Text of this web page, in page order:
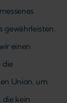
einen
die
Union, um
die kein